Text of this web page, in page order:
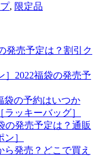
, 限定品
発売予定は？割引ク
］2022福袋の発売予
袋の予約はいつか
ッキーバッグ］
の発売予定は？通販
］
ら発売？どこで買え